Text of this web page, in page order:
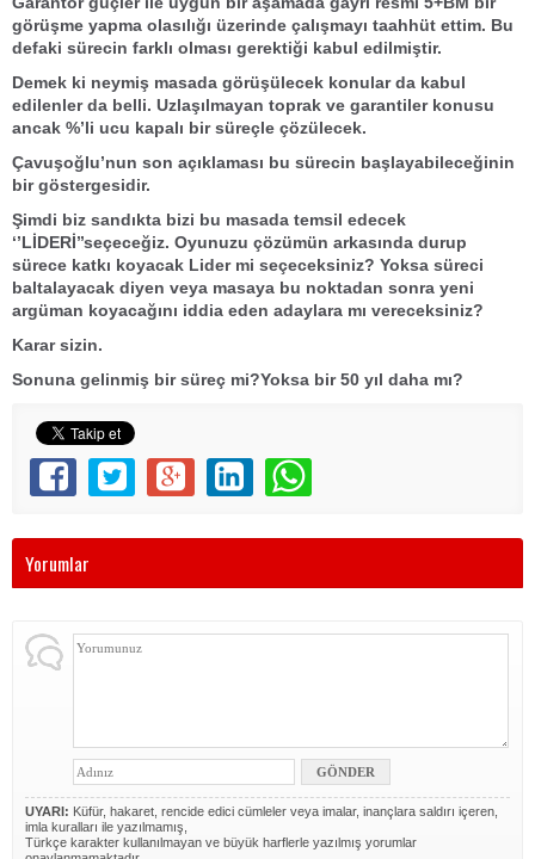
görüşme yapma olasılığı üzerinde çalışmayı taahhüt ettim. Bu
defaki sürecin farklı olması gerektiği kabul edilmiştir.
Demek ki neymiş masada görüşülecek konular da kabul
edilenler da belli. Uzlaşılmayan toprak ve garantiler konusu
ancak %’li ucu kapalı bir süreçle çözülecek.
Çavuşoğlu’nun son açıklaması bu sürecin başlayabileceğinin
bir göstergesidir.
Şimdi biz sandıkta bizi bu masada temsil edecek
‘’LİDERİ’’seçeceğiz. Oyunuzu çözümün arkasında durup
sürece katkı koyacak Lider mi seçeceksiniz? Yoksa süreci
baltalayacak diyen veya masaya bu noktadan sonra yeni
argüman koyacağını iddia eden adaylara mı vereceksiniz?
Karar sizin.
Sonuna gelinmiş bir süreç mi?Yoksa bir 50 yıl daha mı?
Yorumlar
UYARI: Küfür, hakaret, rencide edici cümleler veya imalar, inançlara saldırı içeren,
imla kuralları ile yazılmamış,
Türkçe karakter kullanılmayan ve büyük harflerle yazılmış yorumlar